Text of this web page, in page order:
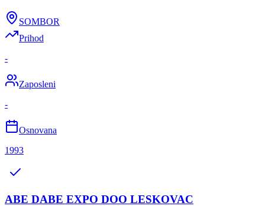
SOMBOR
Prihod
-
Zaposleni
-
Osnovana
1993
ABE DABE EXPO DOO LESKOVAC